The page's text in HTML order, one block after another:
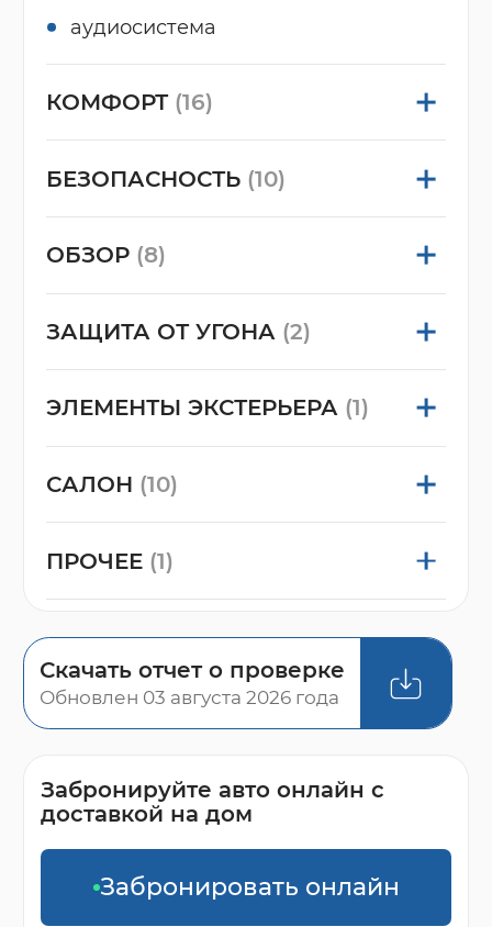
аудиосистема
КОМФОРТ (16)
БЕЗОПАСНОСТЬ (10)
ОБЗОР (8)
ЗАЩИТА ОТ УГОНА (2)
ЭЛЕМЕНТЫ ЭКСТЕРЬЕРА (1)
САЛОН (10)
ПРОЧЕЕ (1)
Скачать отчет о проверке
Обновлен 03 августа 2026 года
Забронируйте авто онлайн с
доставкой на дом
Забронировать онлайн